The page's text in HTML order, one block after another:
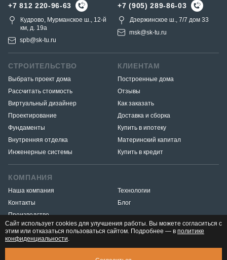
+7 812 220-96-63
Кудрово, Мурманское ш., 12-й
км, д. 19a
spb@sk-tu.ru
+7 (905) 289-86-03
Дзержинское ш., 7/7 дом 33
msk@sk-tu.ru
СТРОИТЕЛЬСТВО
Выбрать проект дома
Рассчитать стоимость
Виртуальный дизайнер
Проектирование
Фундаменты
Внутренняя отделка
Инженерные системы
КЛИЕНТАМ
Построенные дома
Отзывы
Как заказать
Доставка и сборка
Купить в ипотеку
Материнский капитал
Купить в кредит
КОМПАНИЯ
Наша компания
Контакты
Производство
Технологии
Блог
Разработка и продвижение
Сайт использует cookies для улучшения работы. Вы можете согласиться с
этим или отказаться пользоваться сайтом. Подробнее — в политике
конфиденциальности.